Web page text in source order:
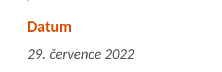
Datum
29. července 2022